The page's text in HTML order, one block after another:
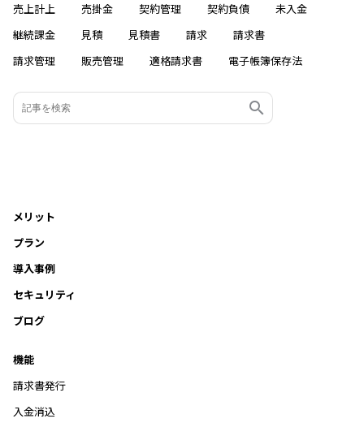
売上計上
売掛金 契約管理 契約負債
未入金
継続課金
見積 見積書 請求
請求書
請求管理
販売管理 適格請求書 電子帳簿保存法
メリット
プラン
導入事例
セキュリティ
ブログ
機能
請求書発行
入金消込